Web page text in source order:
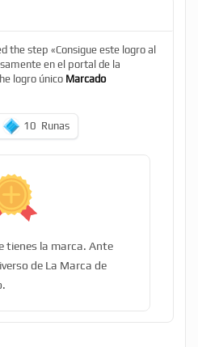
the step «Consigue este logro al
en el portal de la
logro único Marcado
10 Runas
tienes la marca. Ante
de La Marca de